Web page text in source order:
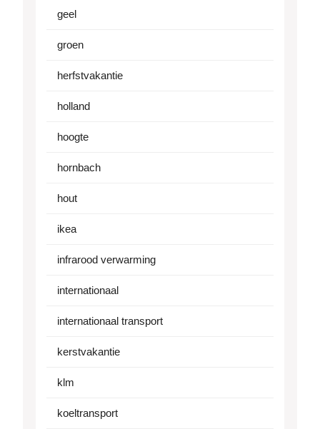
geel
groen
herfstvakantie
holland
hoogte
hornbach
hout
ikea
infrarood verwarming
internationaal
internationaal transport
kerstvakantie
klm
koeltransport